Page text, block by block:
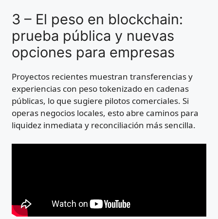
3 – El peso en blockchain:
prueba pública y nuevas
opciones para empresas
Proyectos recientes muestran transferencias y
experiencias con peso tokenizado en cadenas
públicas, lo que sugiere pilotos comerciales. Si
operas negocios locales, esto abre caminos para
liquidez inmediata y reconciliación más sencilla.